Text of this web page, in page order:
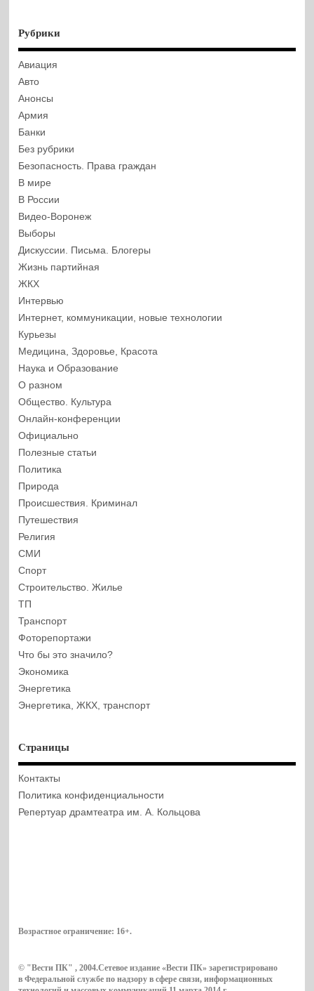
Рубрики
Авиация
Авто
Анонсы
Армия
Банки
Без рубрики
Безопасность. Права граждан
В мире
В России
Видео-Воронеж
Выборы
Дискуссии. Письма. Блогеры
Жизнь партийная
ЖКХ
Интервью
Интернет, коммуникации, новые технологии
Курьезы
Медицина, Здоровье, Красота
Наука и Образование
О разном
Общество. Культура
Онлайн-конференции
Официально
Полезные статьи
Политика
Природа
Происшествия. Криминал
Путешествия
Религия
СМИ
Спорт
Строительство. Жилье
ТП
Транспорт
Фоторепортажи
Что бы это значило?
Экономика
Энергетика
Энергетика, ЖКХ, транспорт
Страницы
Контакты
Политика конфиденциальности
Репертуар драмтеатра им. А. Кольцова
Возрастное ограничение: 16+.
© "Вести ПК" , 2004.Сетевое издание «Вести ПК» зарегистрировано
в Федеральной службе по надзору в сфере связи, информационных